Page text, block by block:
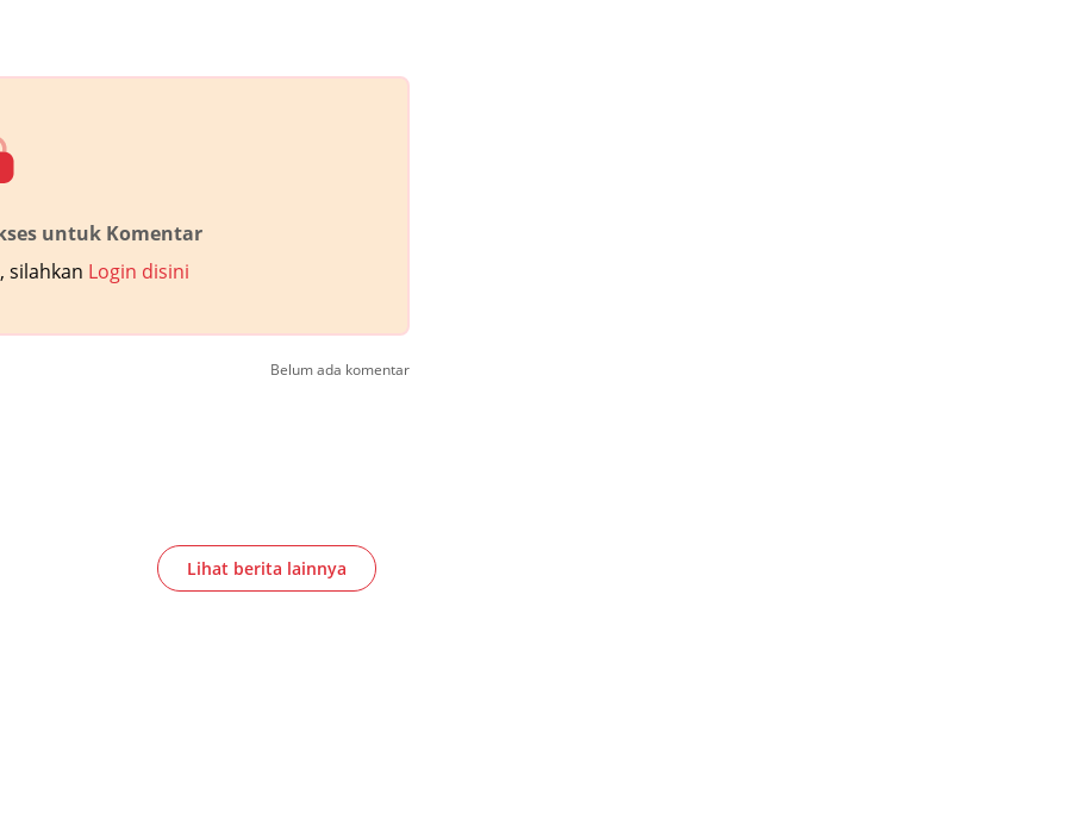
untuk Komentar
silahkan Login disini
Belum ada komentar
Lihat berita lainnya